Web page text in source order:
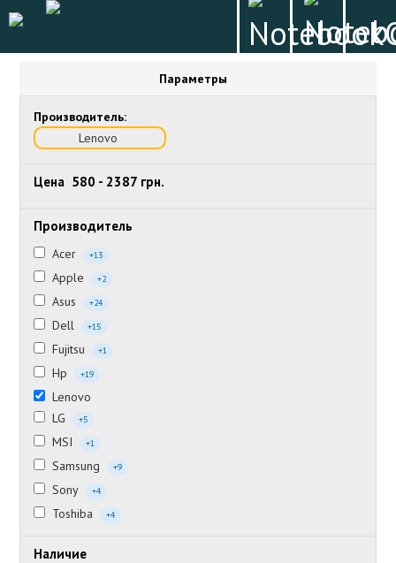
Параметры
Производитель:
Lenovo
Цена 580 - 2387 грн.
Производитель
Acer +13
Apple +2
Asus +24
Dell +15
Fujitsu +1
Hp +19
Lenovo
LG
+5
MSI +1
Samsung +9
Sony +4
Toshiba +4
Наличие